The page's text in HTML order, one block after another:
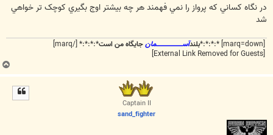
در نگاه کساني که پرواز را نمي فهمند هر چه بيشتر اوج بگيري کوچک تر خواهي
شد
بلندآســـــــــــــــــــــمانجایگاه من است*:*:*:* [/marq]
ب
ا
Captain II
sand_fighter